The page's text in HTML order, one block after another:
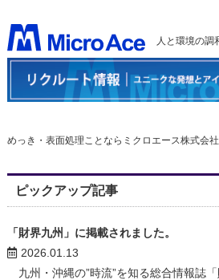
人と環境の調
めっき・表面処理ことならミクロエース株式会社
ピックアップ記事
「財界九州」に掲載されました。
2026.01.13
九州・沖縄の”時流”を知る総合情報誌